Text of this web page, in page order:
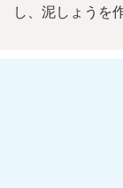
し、泥しょうを